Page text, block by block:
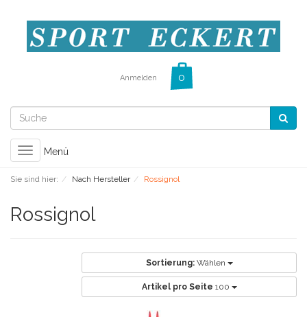
Anmelden
Toggle
navigation
Menü
Sie sind hier: Nach Hersteller Rossignol
Rossignol
Sortierung: Wählen
Artikel pro Seite 100